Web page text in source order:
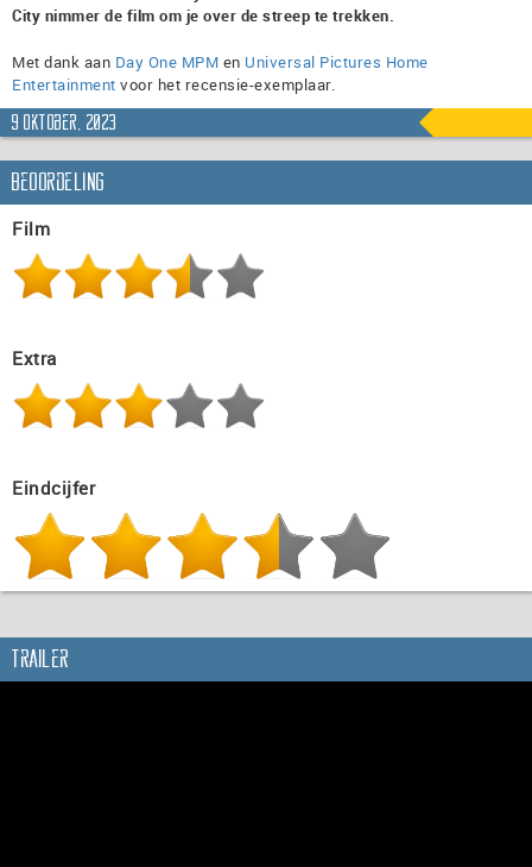
City nimmer de film om je over de streep te trekken.
Met dank aan Day One MPM en Universal Pictures Home
Entertainment voor het recensie-exemplaar.
9 oktober, 2023
Beoordeling
Film
Extra
Eindcijfer
Trailer